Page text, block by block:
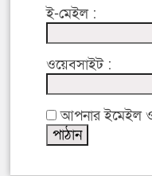
ই-মেইল :
ওয়েবসাইট :
আপনার ইমেইল ও